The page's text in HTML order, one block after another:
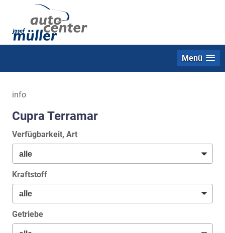
Menü
info
Cupra Terramar
Verfügbarkeit, Art
Kraftstoff
Getriebe